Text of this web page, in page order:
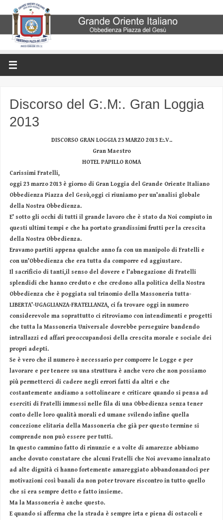
Discorso del G:.M:. Gran Loggia
2013
DISCORSO GRAN LOGGIA 23 MARZO 2013 E:.V..
Gran Maestro
HOTEL PAPILLO ROMA
Carissimi Fratelli,
oggi 23 marzo 2013 è giorno di Gran Loggia del Grande Oriente Italiano
Obbedienza Piazza del Gesù,oggi ci riuniamo per un’analisi globale
della Nostra Obbedienza.
E’ sotto gli occhi di tutti il grande lavoro che è stato da Noi compiuto in
questi ultimi tempi e che ha portato grandissimi frutti per la crescita
della Nostra Obbedienza.
Eravamo partiti appena qualche anno fa con un manipolo di Fratelli e
con un’Obbedienza che era tutta da comporre ed aggiustare.
Il sacrificio di tanti,il senso del dovere e l’abnegazione di Fratelli
splendidi che hanno creduto e che credono alla politica della Nostra
Obbedienza che è poggiata sul trinomio della Massoneria tutta-
LIBERTA’-UGAGLIANZA-FRATELLANZA, ci fa trovare oggi in numero
considerevole ma soprattutto ci ritroviamo con intendimenti e progetti
che tutta la Massoneria Universale dovrebbe perseguire bandendo
intrallazzi ed affari preoccupandosi della crescita morale e sociale dei
propri adepti.
Se è vero che il numero è necessario per comporre le Logge e per
lavorare e per tenere su una struttura è anche vero che non possiamo
più permetterci di cadere negli errori fatti da altri e che
costantemente andiamo a sottolineare e criticare quando si pensa ad
eserciti di Fratelli immessi nelle fila di una Obbedienza senza tener
conto delle loro qualità morali ed umane svilendo infine quella
concezione elitaria della Massoneria che già per questo termine si
comprende non può essere per tutti.
In questo cammino fatto di rinunzie e a volte di amarezze abbiamo
anche dovuto constatare che alcuni Fratelli che Noi avevamo innalzato
ad alte dignità ci hanno fortemente amareggiato abbandonandoci per
motivazioni così banali da non poter trovare riscontro in tutto quello
che si era sempre detto e fatto insieme.
Ma la Massoneria è anche questo.
E quando si afferma che la strada è sempre irta e piena di ostacoli e